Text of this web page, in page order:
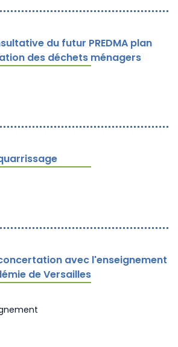
du futur PREDMA plan
des déchets ménagers
avec l'enseignement
de Versailles